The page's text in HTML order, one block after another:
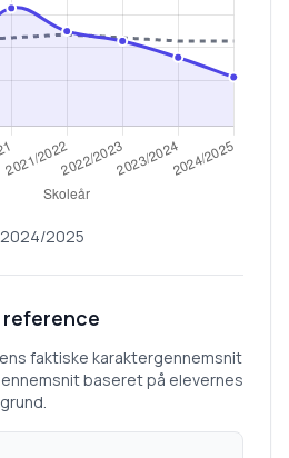
2024/2025
faktiske karaktergennemsnit
baseret på elevernes